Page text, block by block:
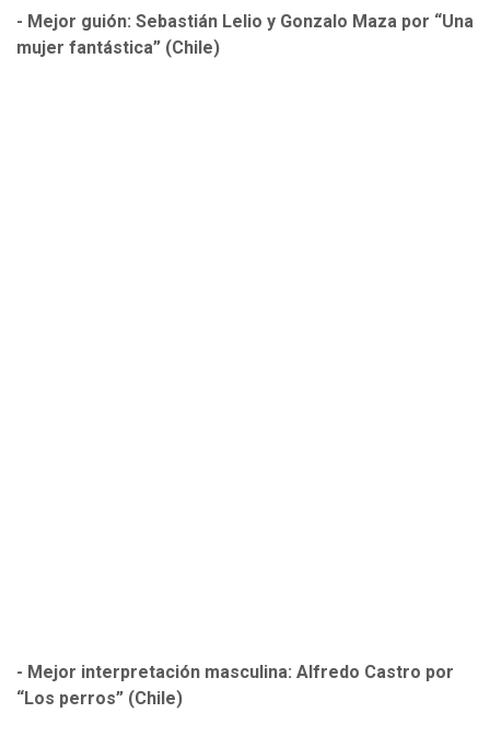
- Mejor guión: Sebastián Lelio y Gonzalo Maza por “Una
mujer fantástica” (Chile)
- Mejor interpretación masculina: Alfredo Castro por
“Los perros” (Chile)